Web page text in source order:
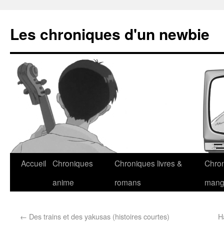
Les chroniques d'un newbie
Accueil Chroniques
anime
Chroniques livres &
romans
← Des trains et des yakusas (histoires courtes)